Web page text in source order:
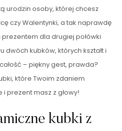
urodzin osoby, której chcesz
czy Walentynki, a tak naprawdę
dla drugiej połówki
kubków, których kształt i
– piękny gest, prawda?
które Twoim zdaniem
prezent masz z głowy!
kubki z